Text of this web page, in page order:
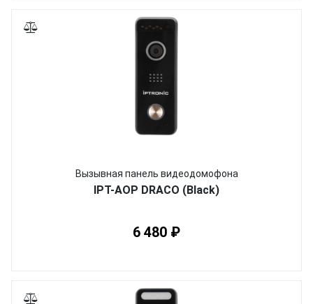
Вызывная панель видеодомофона
IPT-AOP DRACO (Black)
6 480 ₽